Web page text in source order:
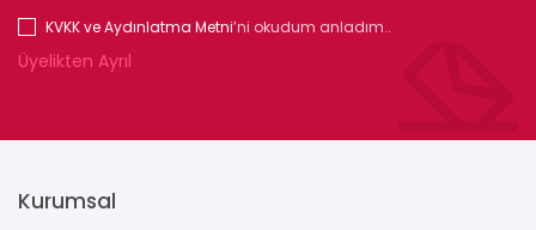
KVKK ve Aydınlatma Metni’ni okudum anladım..
Üyelikten Ayrıl
Kurumsal